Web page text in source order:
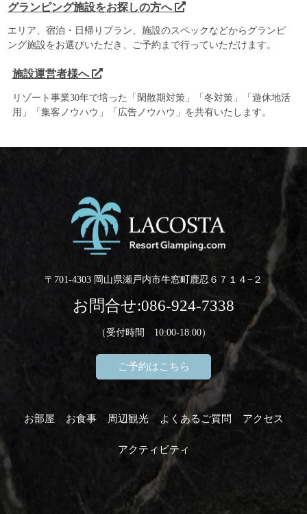
グランピング施設をお探しの方へ
エリア、宿泊・日帰りプラン、施設のスペックなどからグランピ
ング施設をお選びいただき、ご予約まで行っていただけます。
施設運営者様へ
リゾート事業30年で培った「閑散期対策」「冬対策」「遊休地活
用」「集客ノウハウ」「広告ノウハウ」を共有いたします。
〒701-4303 岡山県瀬戸内市牛窓町鹿忍６７１４−２
お問合せ:086-924-7338
（受付時間 10:00-18:00）
ご予約はこちら
お部屋 お食事 周辺観光 よくあるご質問 アクセス
アクティビティ